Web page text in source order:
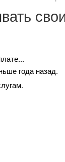
года назад.